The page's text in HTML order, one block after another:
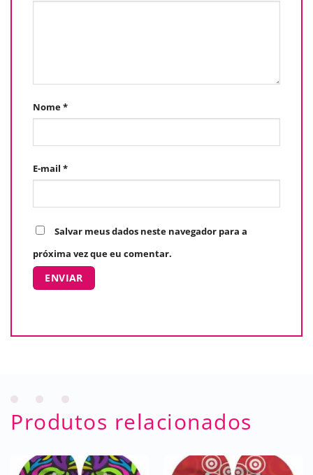
Nome*
E-mail *
Salvar meus dados neste navegador para a
próxima vez que eu comentar.
Produtos relacionados